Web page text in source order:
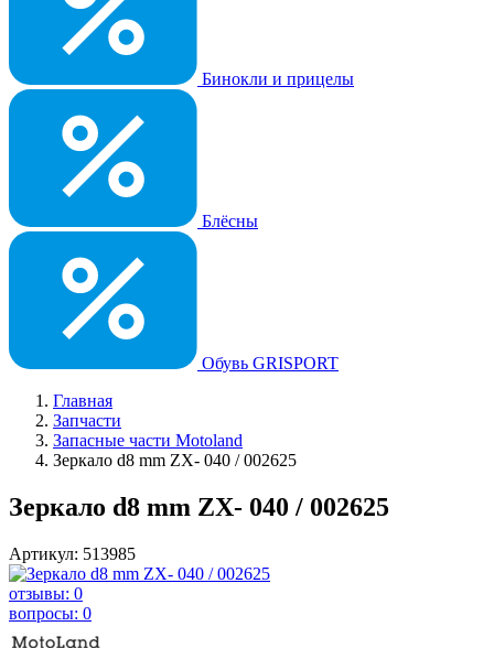
Бинокли и прицелы
Блёсны
Обувь GRISPORT
Главная
Запчасти
Запасные части Motoland
Зеркало d8 mm ZX- 040 / 002625
Зеркало d8 mm ZX- 040 / 002625
Артикул: 513985
отзывы: 0
вопросы: 0